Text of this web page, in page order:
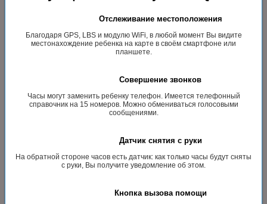
Отслеживание местоположения
Благодаря GPS, LBS и модулю WiFi, в любой момент Вы видите
местонахождение ребенка на карте в своём смартфоне или
планшете.
Совершение звонков
Часы могут заменить ребенку телефон. Имеется телефонный
справочник на 15 номеров. Можно обмениваться голосовыми
сообщениями.
Датчик снятия с руки
На обратной стороне часов есть датчик: как только часы будут сняты
с руки, Вы получите уведомление об этом.
Кнопка вызова помощи